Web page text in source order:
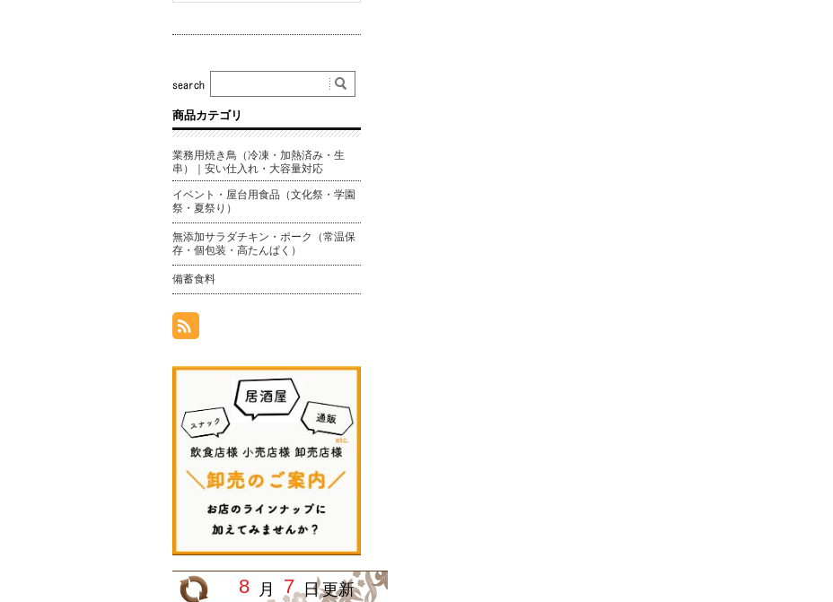
商品カテゴリ
業務用焼き鳥（冷凍・加熱済み・生
串）｜安い仕入れ・大容量対応
イベント・屋台用食品（文化祭・学園
祭・夏祭り）
無添加サラダチキン・ポーク（常温保
存・個包装・高たんぱく）
備蓄食料